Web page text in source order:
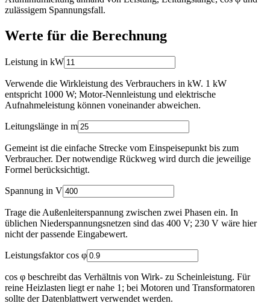
Schließen
Darstellung
Hell / Dunkel wechseln
🌙 ☀️
Start
Aluminium-Rechner
Watt berechnen
Strom berechnen
zulässigem Spannungsfall.
Werte für die Berechnung
Leistung in kW
Verwende die Wirkleistung des Verbrauchers in kW. 1 kW
entspricht 1000 W; Motor-Nennleistung und elektrische
Aufnahmeleistung können voneinander abweichen.
Leitungslänge in m
Gemeint ist die einfache Strecke vom Einspeisepunkt bis zum
Verbraucher. Der notwendige Rückweg wird durch die jeweilige
Formel berücksichtigt.
Spannung in V
Trage die Außenleiterspannung zwischen zwei Phasen ein. In
üblichen Niederspannungsnetzen sind das 400 V; 230 V wäre hier
nicht der passende Eingabewert.
Leistungsfaktor cos φ
cos φ beschreibt das Verhältnis von Wirk- zu Scheinleistung. Für
reine Heizlasten liegt er nahe 1; bei Motoren und Transformatoren
sollte der Datenblattwert verwendet werden.